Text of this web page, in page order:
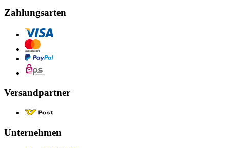
Zahlungsarten
Versandpartner
Unternehmen